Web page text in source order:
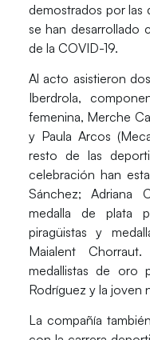
demostrados por las
se han desarrollado
de la COVID-19.
Al acto asistieron
Iberdrola,
femenina, Merche
y Paula Arcos
resto de las
celebración han
Sánchez; Adriana
medalla de plata
piragüistas y
Maialent Chorraut.
medallistas de oro
Rodríguez y la joven
La compañía